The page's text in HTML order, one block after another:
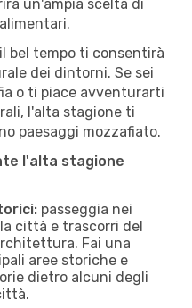
un'ampia scelta di
bel tempo ti consentirà
dei dintorni. Se sei
o ti piace avventurarti
l'alta stagione ti
paesaggi mozzafiato.
l'alta stagione
passeggia nei
città e trascorri del
Fai una
aree storiche e
dietro alcuni degli